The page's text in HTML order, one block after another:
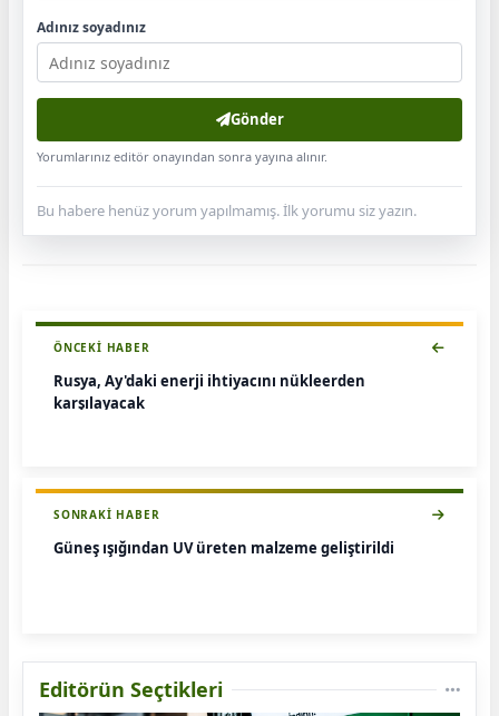
Adınız soyadınız
Gönder
Yorumlarınız editör onayından sonra yayına alınır.
Bu habere henüz yorum yapılmamış. İlk yorumu siz yazın.
ÖNCEKI HABER
Rusya, Ay'daki enerji ihtiyacını nükleerden
karşılayacak
SONRAKI HABER
Güneş ışığından UV üreten malzeme geliştirildi
Editörün Seçtikleri